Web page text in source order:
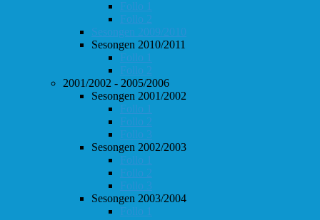
Follo 1
Follo 2
Sesongen 2009/2010
Sesongen 2010/2011
Follo 1
Follo 2
2001/2002 - 2005/2006
Sesongen 2001/2002
Follo 1
Follo 2
Follo 3
Sesongen 2002/2003
Follo 1
Follo 2
Follo 3
Sesongen 2003/2004
Follo 1